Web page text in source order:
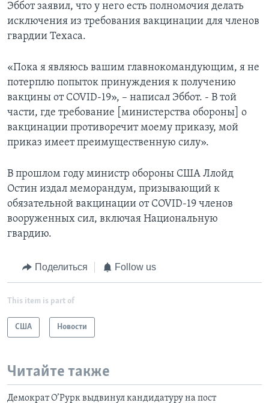
Эббот заявил, что у него есть полномочия делать
исключения из требования вакцинации для членов
гвардии Техаса.
«Пока я являюсь вашим главнокомандующим, я не
потерплю попыток принуждения к получению
вакцины от COVID-19», – написал Эббот. - В той
части, где требование [министерства обороны] о
вакцинации противоречит моему приказу, мой
приказ имеет преимущественную силу».
В прошлом году министр обороны США Ллойд
Остин издал меморандум, призывающий к
обязательной вакцинации от COVID-19 членов
вооруженных сил, включая Национальную
гвардию.
Поделиться Follow us
This item is part of
США Новости
Читайте также
Демократ О’Рурк выдвинул кандидатуру на пост